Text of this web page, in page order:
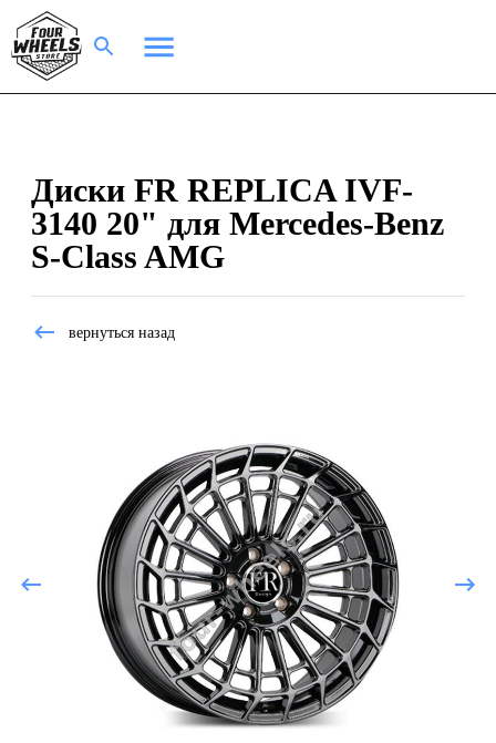
Диски FR REPLICA IVF-
3140 20" для Mercedes-Benz
S-Class AMG
вернуться назад